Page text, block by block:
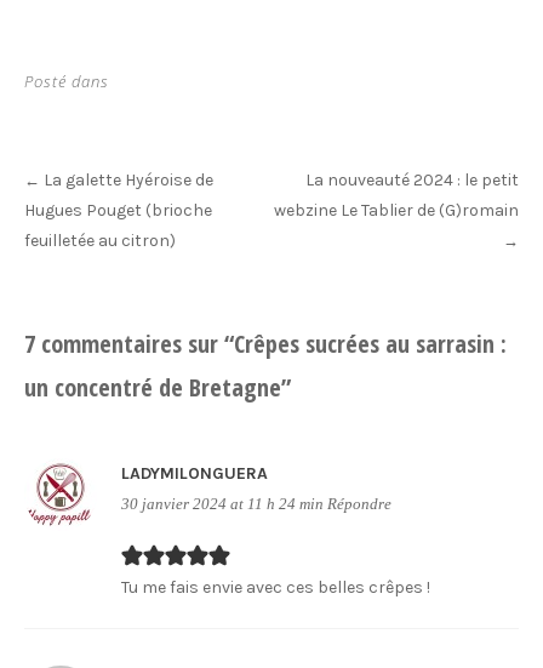
Posté dans
Post
navigation
← La galette Hyéroise de
Hugues Pouget (brioche
feuilletée au citron)
La nouveauté 2024 : le petit
webzine Le Tablier de (G)romain
→
7 commentaires sur “Crêpes sucrées au sarrasin :
un concentré de Bretagne”
LADYMILONGUERA
30 janvier 2024 at 11 h 24 min Répondre
Tu me fais envie avec ces belles crêpes !